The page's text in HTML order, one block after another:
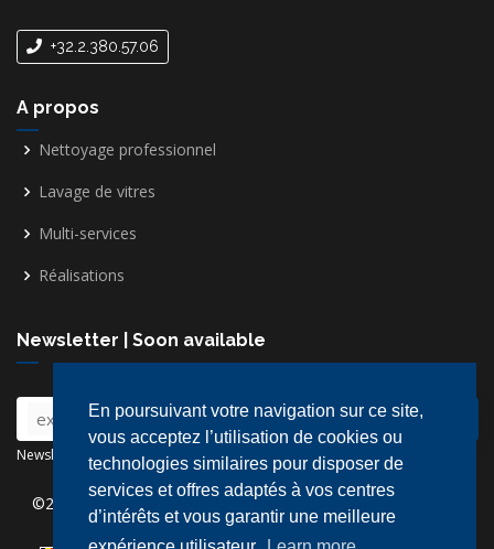
En poursuivant votre navigation sur ce site,
vous acceptez l’utilisation de cookies ou
technologies similaires pour disposer de
services et offres adaptés à vos centres
d’intérêts et vous garantir une meilleure
+32.2.380.57.06
A propos
Nettoyage professionnel
Lavage de vitres
Multi-services
Réalisations
Newsletter | Soon available
Newsletter - Powered by © MailChimp | Soon available
©2026 Actif Service| Powered byTiny-Dev..|Plan du site
CGV